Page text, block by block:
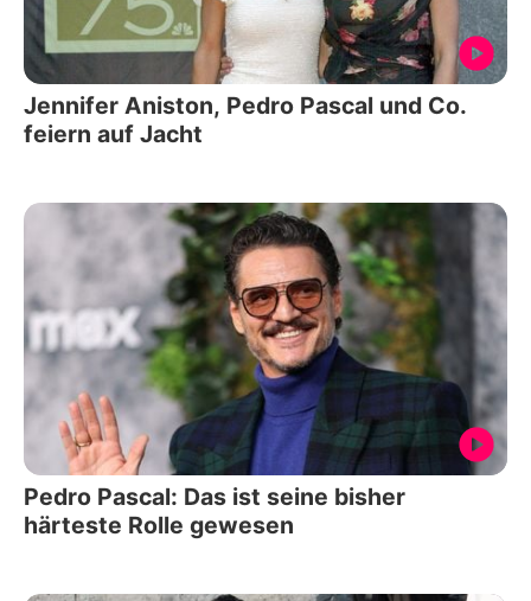
Jennifer Aniston, Pedro Pascal und Co.
feiern auf Jacht
Pedro Pascal: Das ist seine bisher
härteste Rolle gewesen